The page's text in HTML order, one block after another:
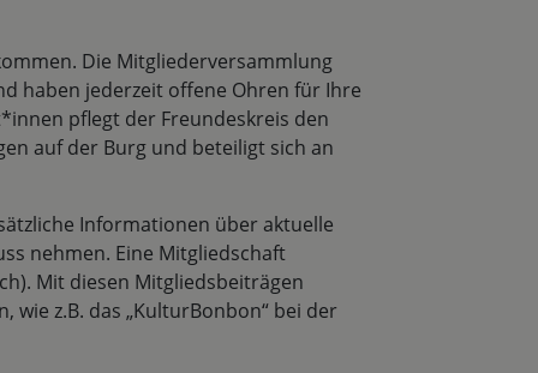
Die Mitgliederversammlung
haben jederzeit offene Ohren für Ihre
pflegt der Freundeskreis den
auf der Burg und beteiligt sich an
Informationen über aktuelle
nehmen. Eine Mitgliedschaft
Mit diesen Mitgliedsbeiträgen
z.B. das „KulturBonbon“ bei der